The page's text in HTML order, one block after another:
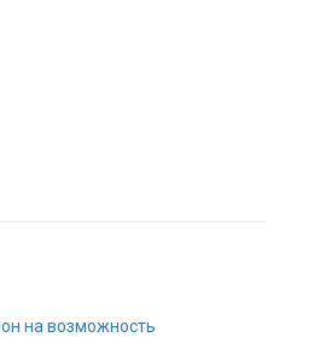
на возможность